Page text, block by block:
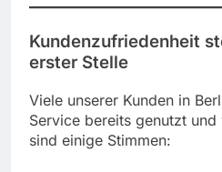
Kundenzufriedenheit
erster Stelle
Viele unserer Kunden in
Service bereits genutzt
sind einige Stimmen: